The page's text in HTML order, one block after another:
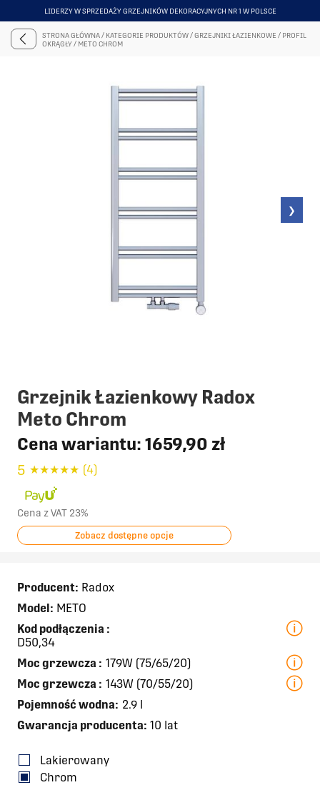
LIDERZY W SPRZEDAŻY GRZEJNIKÓW DEKORACYJNYCH NR 1 W POLSCE
ITEM
STRONA GŁÓWNA/ KATEGORIE PRODUKTÓW/GRZEJNIKI ŁAZIENKOWE / PROFIL
OKRĄGŁY/ METO CHROM
❯
Grzejnik Łazienkowy Radox
Meto Chrom
Cena wariantu: 1659,90 zł
5 ★★★★★ (4)
Cena z VAT 23%
Zobacz dostępne opcje
Producent: Radox
Model: METO
Kod podłączenia :
D50,34
Moc grzewcza : 179W (75/65/20)
Moc grzewcza : 143W (70/55/20)
Pojemność wodna: 2.9 l
Gwarancja producenta: 10 lat
Lakierowany
Chrom